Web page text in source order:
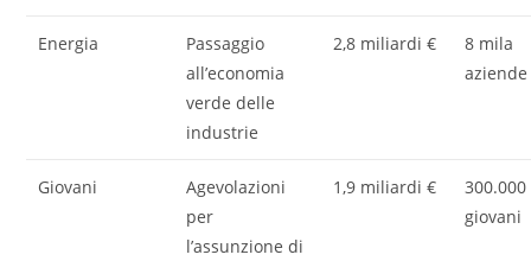
Energia
Passaggio
all’economia
verde delle
industrie
2,8 miliardi €
8 mila
aziende
Giovani
Agevolazioni
per
l’assunzione di
1,9 miliardi €
300.000
giovani